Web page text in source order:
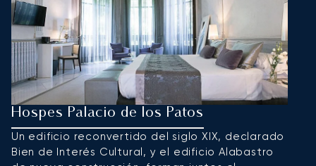
Hospes Palacio de los Patos
Un edificio reconvertido del siglo XIX, declarado
Bien de Interés Cultural, y el edificio Alabastro